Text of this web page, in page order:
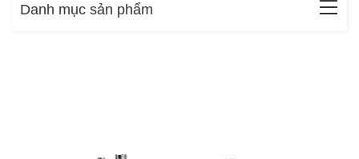
Danh mục sản phẩm